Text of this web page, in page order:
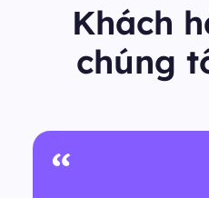
Khách
chúng
“